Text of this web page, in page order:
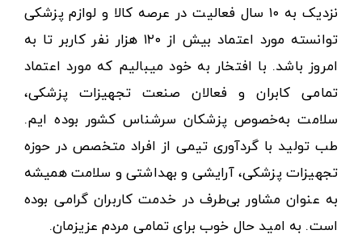
نزدیک به ۱۰ سال فعالیت در عرصه کالا و لوازم پزشکی
توانسته مورد اعتماد بیش از ۱۲۰ هزار نفر کاربر تا به
امروز باشد. با افتخار به خود میبالیم که مورد اعتماد
تمامی کابران و فعالان صنعت تجهیزات پزشکی،
سلامت به‌خصوص پزشکان سرشناس کشور بوده ایم.
طب تولید با گردآوری تیمی از افراد متخصص در حوزه
تجهیزات پزشکی، آرایشی و بهداشتی و سلامت همیشه
به عنوان مشاور بی‌طرف در خدمت کاربران گرامی بوده
است. به امید حال خوب برای تمامی مردم عزیزمان.